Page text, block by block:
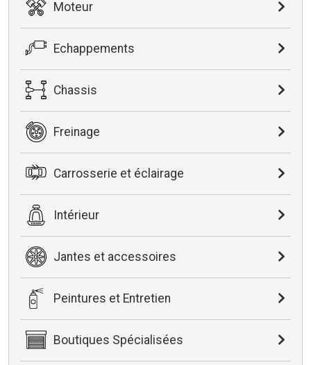
Moteur
Echappements
Chassis
Freinage
Carrosserie et éclairage
Intérieur
Jantes et accessoires
Peintures et Entretien
Boutiques Spécialisées